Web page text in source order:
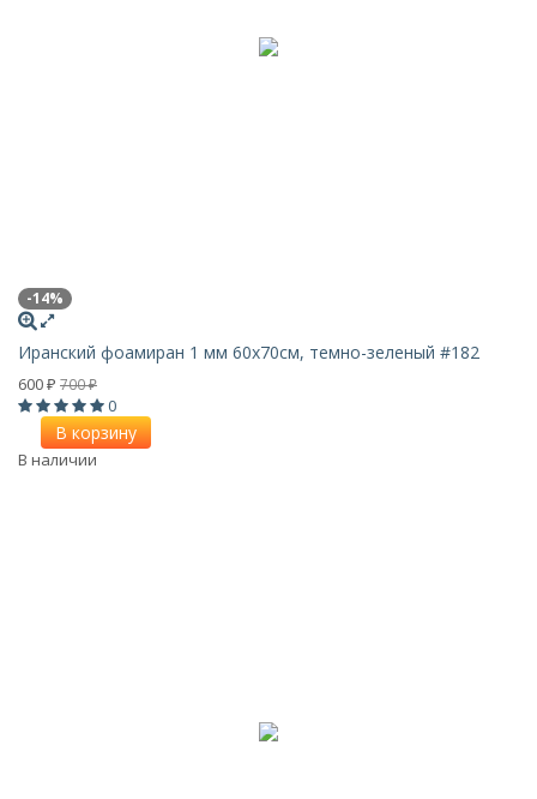
-14%
Иранский фоамиран 1 мм 60х70см, темно-зеленый #182
600 ₽ 700₽
0
В корзину
В наличии